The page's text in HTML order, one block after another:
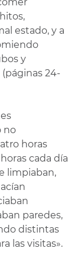
estado, y a
y
24-
no
horas
cada día
limpiaban,
paredes,
distintas
las visitas».